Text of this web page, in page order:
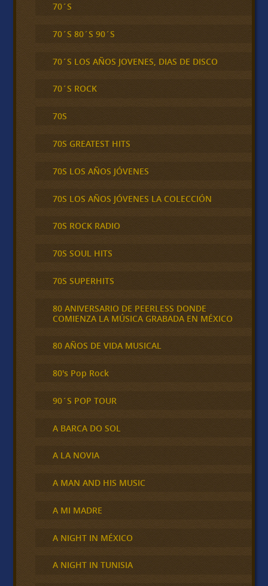
70´S
70´S 80´S 90´S
70´S LOS AÑOS JOVENES, DIAS DE DISCO
70´S ROCK
70S
70S GREATEST HITS
70S LOS AÑOS JÓVENES
70S LOS AÑOS JÓVENES LA COLECCIÓN
70S ROCK RADIO
70S SOUL HITS
70S SUPERHITS
80 ANIVERSARIO DE PEERLESS DONDE
COMIENZA LA MÚSICA GRABADA EN MÉXICO
80 AÑOS DE VIDA MUSICAL
80's Pop Rock
90´S POP TOUR
A BARCA DO SOL
A LA NOVIA
A MAN AND HIS MUSIC
A MI MADRE
A NIGHT IN MÉXICO
A NIGHT IN TUNISIA